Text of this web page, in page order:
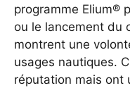
programme Elium®
ou le lancement du
montrent une
usages nautiques.
réputation mais ont